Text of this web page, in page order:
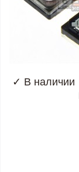
✓ В наличии